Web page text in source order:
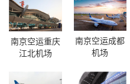
南京空运重庆
江北机场
南京空运成都
机场